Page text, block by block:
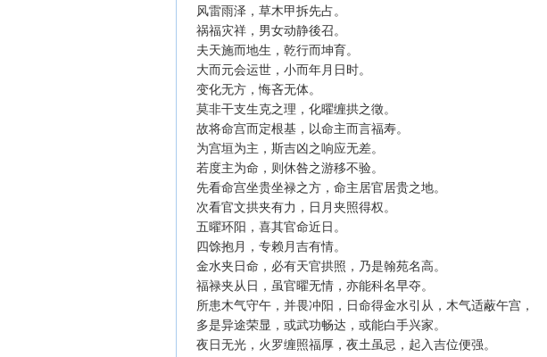
风雷雨泽，草木甲拆先占。
祸福灾祥，男女动静後召。
夫天施而地生，乾行而坤育。
大而元会运世，小而年月日时。
变化无方，悔吝无体。
莫非干支生克之理，化曜缠拱之徵。
故将命宫而定根基，以命主而言福寿。
为宫垣为主，斯吉凶之响应无差。
若度主为命，则休咎之游移不验。
先看命宫坐贵坐禄之方，命主居官居贵之地。
次看官文拱夹有力，日月夹照得权。
五曜环阳，喜其官命近日。
四馀抱月，专赖月吉有情。
金水夹日命，必有天官拱照，乃是翰苑名高。
福禄夹从日，虽官曜无情，亦能科名早夺。
所患木气守午，并畏冲阳，日命得金水引从，木气适蔽午宫，
多是异途荣显，或武功畅达，或能白手兴家。
夜日无光，火罗缠照福厚，夜土虽忌，起入吉位便强。